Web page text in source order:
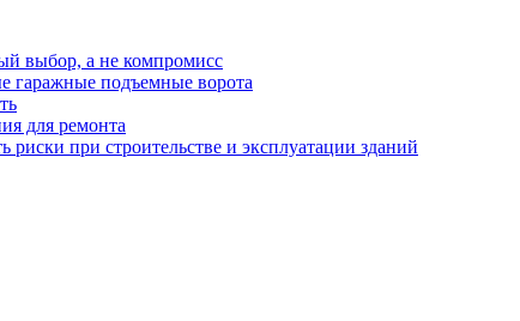
выбор, а не компромисс
гаражные подъемные ворота
для ремонта
при строительстве и эксплуатации зданий